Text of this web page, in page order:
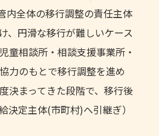
全体の移行調整の責任主体
、円滑な移行が難しいケース
童相談所・相談支援事業所・
力のもとで移行調整を進め
決まってきた段階で、移行後
決定主体(市町村)へ引継ぎ）